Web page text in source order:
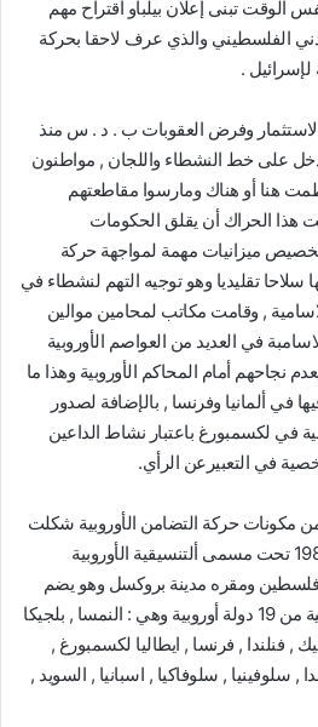
الوقت تبنى إعلان بيلباو اقتراح مهم
الفلسطيني والذي عرف لاحقا بحركة
.
وفرض العقوبات ب . د . س منذ
دخل على خط النشطاء واللجان , مواطنون
هنا أو هناك ومارسوا مقاطعتهم
هذا الحراك أن يقلق الحكومات
ميزانيات مهمة لمواجهة حركة
سلاحا تقليديا وهو توجيه التهم لنشطاء في
, وقامت مكاتب لمحامين موالين
في العديد من العواصم الأوروبية
نجاحهم أمام المحاكم الأوروبية وهذا ما
في ألمانيا وفرنسا , بالإضافة لصدور
في لكسمبورغ باعتبار نشاط الداعين
في التعبيرعن الرأي.
مكونات حركة التضامن الأوروبية شكلت
فيما بينها إطارا تنسيقيا عام 1986 تحت مسمى ألتنسيقية الأوروبية
ومقره مدينة بروكسل وهو يضم
في صفوفه 44 مؤسسة أوروبية من 19 دولة أوروبية وهي : النمسا , بلجيكا
, فنلندا , فرنسا , ايطاليا لكسمبورغ ,
, سلوفينيا , سلوفاكيا , اسبانيا , السويد ,